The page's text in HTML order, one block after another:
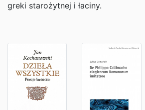
greki starożytnej i łaciny.